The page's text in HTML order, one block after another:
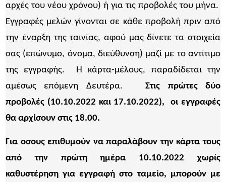
αρχές του νέου χρόνου) ή για τις προβολές του μήνα.
Εγγραφές μελών γίνονται σε κάθε προβολή πριν από
την έναρξη της ταινίας, αφού μας δίνετε τα στοιχεία
σας (επώνυμο, όνομα, διεύθυνση) μαζί με το αντίτιμο
της εγγραφής. Η κάρτα-μέλους, παραδίδεται την
αμέσως επόμενη Δευτέρα.Στις πρώτες δύο
προβολές (10.10.2022 και 17.10.2022), οι εγγραφές
θα αρχίσουν στις 18.00.
Για οσους επιθυμούν να παραλάβουν την κάρτα τους
από την πρώτη ημέρα 10.10.2022 χωρίς
καθυστέρηση για εγγραφή στο ταμείο, μπορούν με